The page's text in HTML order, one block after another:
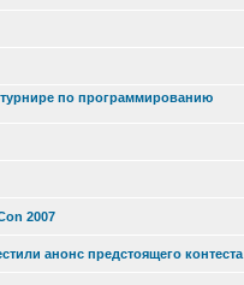
по программированию
2007
анонс предстоящего контеста